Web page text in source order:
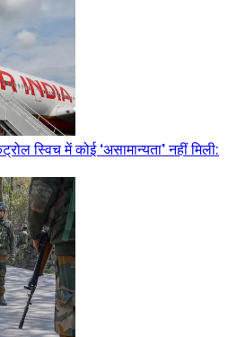
स्विच में कोई ‘असामान्यता’ नहीं मिली: